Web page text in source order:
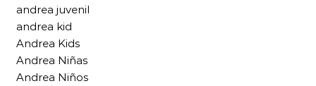
andrea juvenil
andrea kid
Andrea Kids
Andrea Niñas
Andrea Niños